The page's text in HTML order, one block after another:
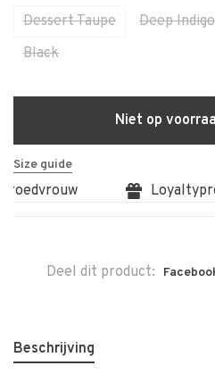
Dessert Taupe Deep Indigo
Black
Niet op
Size guide
Deel dit product:
Beschrijving